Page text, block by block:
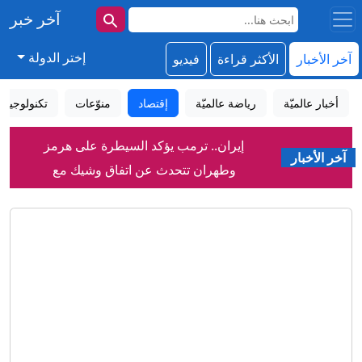
آخر خبر
آخر الأخبار الأكثر قراءة فيديو إختر الدولة
أخبار عالميّة رياضة عالميّة إقتصاد منوّعات تكنولوجيا
آخر الأخبار
إيران.. ترمب يؤكد السيطرة على هرمز
وطهران تتحدث عن اتفاق وشيك مع
مسقط
مباشر - ترامب يتحدث عن نهاية وشيكة
للحرب مع إيران.. وإسرائيل تواصل التصعيد